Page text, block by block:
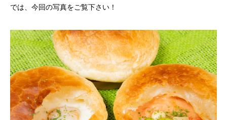
では、今回の写真をご覧下さい！